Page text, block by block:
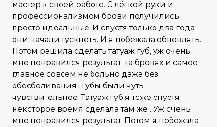
мастер к своей работе. С лёгкой руки и
профессионализмом брови получились
просто идеальные. И спустя только два года
они начали тускнеть. И я побежала обновлять.
Потом решила сделать татуаж губ, уж очень
мне понравился результат на бровях и самое
главное совсем не больно даже без
обесболивания . Губы были чуть
чувствительнее. Татуаж губ я тоже спустя
некоторое время сделала там же . Уж очень
мне понравился результат. Потом я побежала